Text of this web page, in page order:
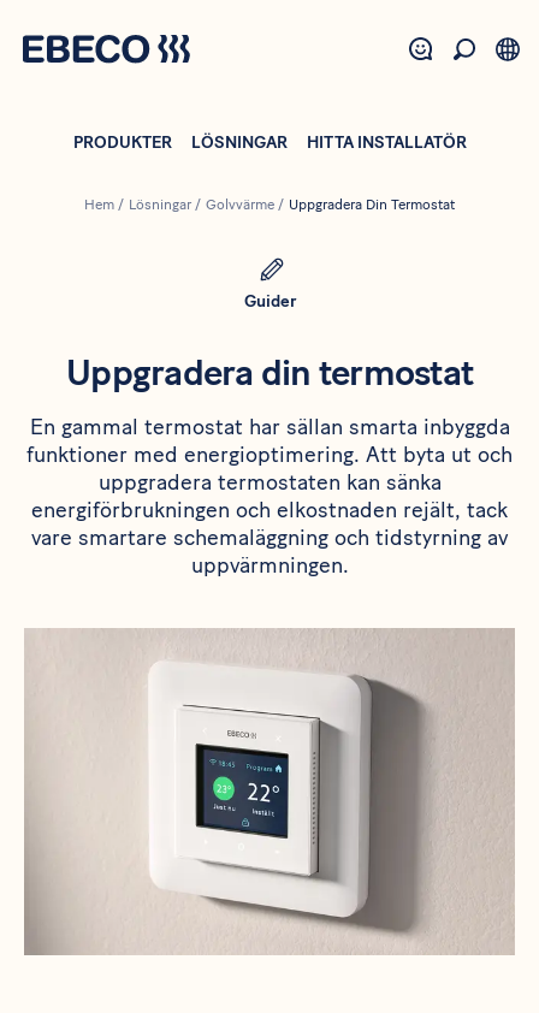
huvudinnehåll
PRODUKTER LÖSNINGAR HITTA INSTALLATÖR
Hem / Lösningar / Golvvärme / Uppgradera Din Termostat
Guider
Uppgradera din termostat
En gammal termostat har sällan smarta inbyggda
funktioner med energioptimering. Att byta ut och
uppgradera termostaten kan sänka
energiförbrukningen och elkostnaden rejält, tack
vare smartare schemaläggning och tidstyrning av
uppvärmningen.